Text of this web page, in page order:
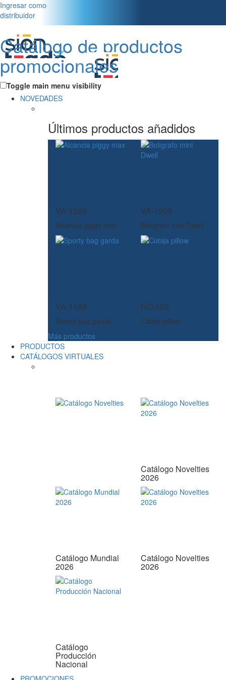
Ingresar como
distribuidor
Catálogo de productos
promocionales
Toggle main menu visibility
NOVEDADES
Últimos productos añadidos
VA-1203
Alcancia piggy max
VA-1203
Bolígrafo mini Dwell
VA-1189
Sporty bag garda
HO-403
Cobija pillow
Más productos
PRODUCTOS
CATÁLOGOS VIRTUALES
Catálogo Novelties
2026
Catálogo Mundial
2026
Catálogo Novelties
2026
Catálogo
Producción
Nacional